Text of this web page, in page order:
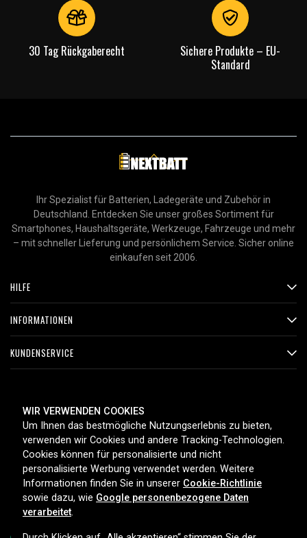
30 Tag Rückgaberecht
Sichere Produkte – EU-
Standard
Ihr Spezialist für Batterien, Ladegeräte und Zubehör in
Deutschland. Entdecken Sie unser großes Sortiment für
Smartphones, Haushaltsgeräte, Werkzeuge, Fahrzeuge und mehr
– mit schneller Lieferung und persönlichem Service. Sicher online
einkaufen seit 2006.
HILFE
INFORMATIONEN
KUNDENSERVICE
ZAHLUNGSMETHODEN
LIEFEROPTIONEN
WIR VERWENDEN COOKIES
Um Ihnen das bestmögliche Nutzungserlebnis zu bieten,
verwenden wir Cookies und andere Tracking-Technologien.
Cookies können für personalisierte und nicht
personalisierte Werbung verwendet werden. Weitere
Informationen finden Sie in unserer Cookie-Richtlinie
sowie dazu, wie Google personenbezogene Daten
verarbeitet.